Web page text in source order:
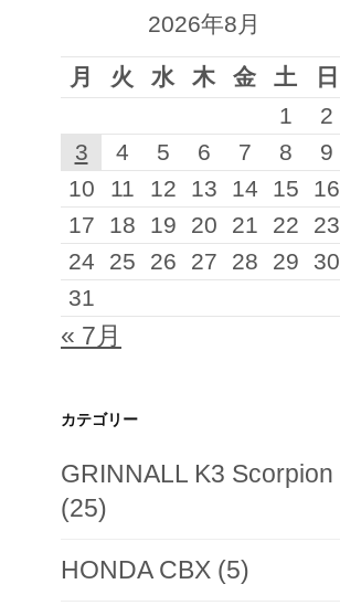
2026年8月
月 火 水 木 金 土
日
1
2
3
4 5 6 7 8
9
10
11 12 13 14 15
16
17
18 19 20 21 22
23
24
25 26 27 28 29
30
31
« 7月
カテゴリー
GRINNALL K3 Scorpion
(25)
HONDA CBX (5)